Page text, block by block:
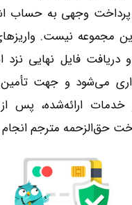
پرداخت وجهی به حساب
مجموعه نیست.
و دریافت فایل نهایی
می‌شود و جهت
خدمات ارائه‌شده، پس
حق‌الزحمه مترجم